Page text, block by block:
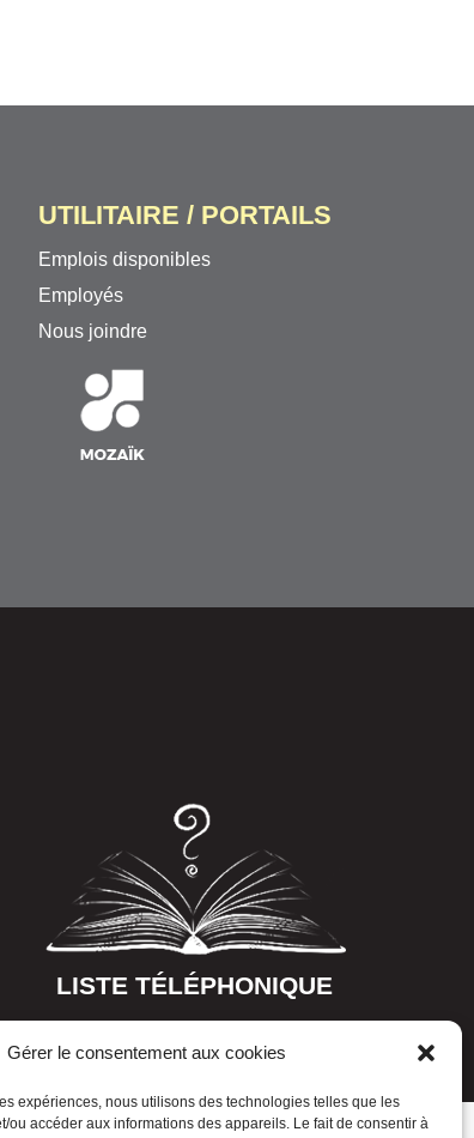
Gérer le consentement aux cookies
expériences, nous utilisons des technologies telles que les
ou accéder aux informations des appareils. Le fait de consentir à
UTILITAIRE / PORTAILS
Emplois disponibles
Employés
Nous joindre
LISTE TÉLÉPHONIQUE